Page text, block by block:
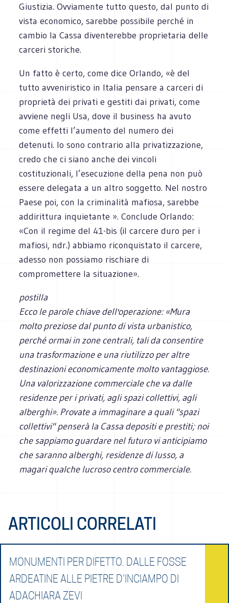
Giustizia. Ovviamente tutto questo, dal punto di
vista economico, sarebbe possibile perché in
cambio la Cassa diventerebbe proprietaria delle
carceri storiche.
Un fatto è certo, come dice Orlando, «è del
tutto avveniristico in Italia pensare a carceri di
proprietà dei privati e gestiti dai privati, come
avviene negli Usa, dove il business ha avuto
come effetti l’aumento del numero dei
detenuti. Io sono contrario alla privatizzazione,
credo che ci siano anche dei vincoli
costituzionali, l’esecuzione della pena non può
essere delegata a un altro soggetto. Nel nostro
Paese poi, con la criminalità mafiosa, sarebbe
addirittura inquietante ». Conclude Orlando:
«Con il regime del 41-bis (il carcere duro per i
mafiosi, ndr.) abbiamo riconquistato il carcere,
adesso non possiamo rischiare di
compromettere la situazione».
postilla
Ecco le parole chiave dell'operazione: «Mura
molto preziose dal punto di vista urbanistico,
perché ormai in zone centrali, tali da consentire
una trasformazione e una riutilizzo per altre
destinazioni economicamente molto vantaggiose.
Una valorizzazione commerciale che va dalle
residenze per i privati, agli spazi collettivi, agli
alberghi». Provate a immaginare a quali "spazi
collettivi" penserà la Cassa depositi e prestiti; noi
che sappiamo guardare nel futuro vi anticipiamo
che saranno alberghi, residenze di lusso, a
magari qualche lucroso centro commerciale.
ARTICOLI CORRELATI
MONUMENTI PER DIFETTO. DALLE FOSSE
ARDEATINE ALLE PIETRE D'INCIAMPO DI
ADACHIARA ZEVI